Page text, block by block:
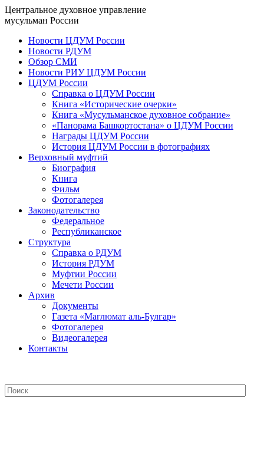
Центральное духовное управление
мусульман России
Новости ЦДУМ России
Новости РДУМ
Обзор СМИ
Новости РИУ ЦДУМ России
ЦДУМ России
Справка о ЦДУМ России
Книга «Исторические очерки»
Книга «Мусульманское духовное собрание»
«Панорама Башкортостана» о ЦДУМ России
Награды ЦДУМ России
История ЦДУМ России в фотографиях
Верховный муфтий
Биография
Книга
Фильм
Фотогалерея
Законодательство
Федеральное
Республиканское
Структура
Справка о РДУМ
История РДУМ
Муфтии России
Мечети России
Архив
Документы
Газета «Маглюмат аль-Булгар»
Фотогалерея
Видеогалерея
Контакты